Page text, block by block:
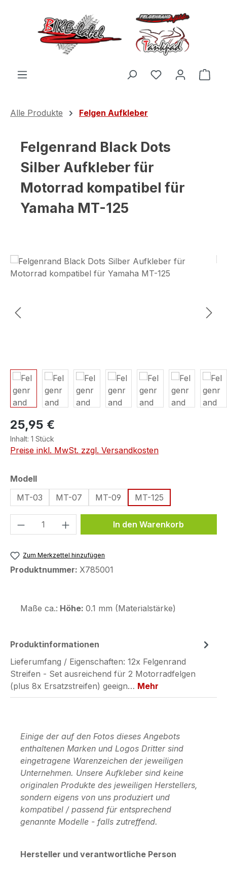
Zum Hauptinhalt springen
Du hast 0
Alle Produkte Felgen Aufkleber
Felgenrand Black Dots
Silber Aufkleber für
Motorrad kompatibel für
Yamaha MT-125
Bildergalerie überspringen
25,95 €
Inhalt: 1 Stück
Preise inkl. MwSt. zzgl. Versandkosten
Modellauswählen
MT-03
MT-07 MT-09 MT-125
Produkt Anzahl: Gib denIn den Warenkorb
Zum Merkzettel hinzufügen
Produktnummer: X785001
Maße ca.: Höhe: 0.1 mm (Materialstärke)
Produktinformationen
Lieferumfang / Eigenschaften: 12x Felgenrand
Streifen - Set ausreichend für 2 Motorradfelgen
(plus 8x Ersatzstreifen) geeign… Mehr
Einige der auf den Fotos dieses Angebots
enthaltenen Marken und Logos Dritter sind
eingetragene Warenzeichen der jeweiligen
Unternehmen. Unsere Aufkleber sind keine
originalen Produkte des jeweiligen Herstellers,
sondern eigens von uns produziert und
kompatibel / passend für entsprechend
genannte Modelle - falls zutreffend.
Hersteller und verantwortliche Person